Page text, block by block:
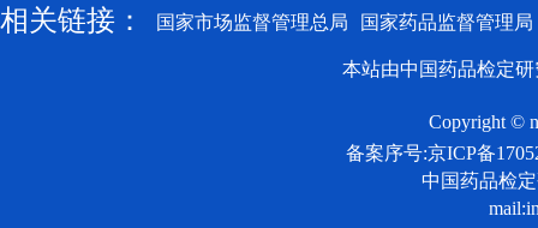
相关链接： 国家市场监督管理总局 国家药品监督管理局
本站由中国药品检定
Copyright ©
备案序号:京ICP备
中国药品检